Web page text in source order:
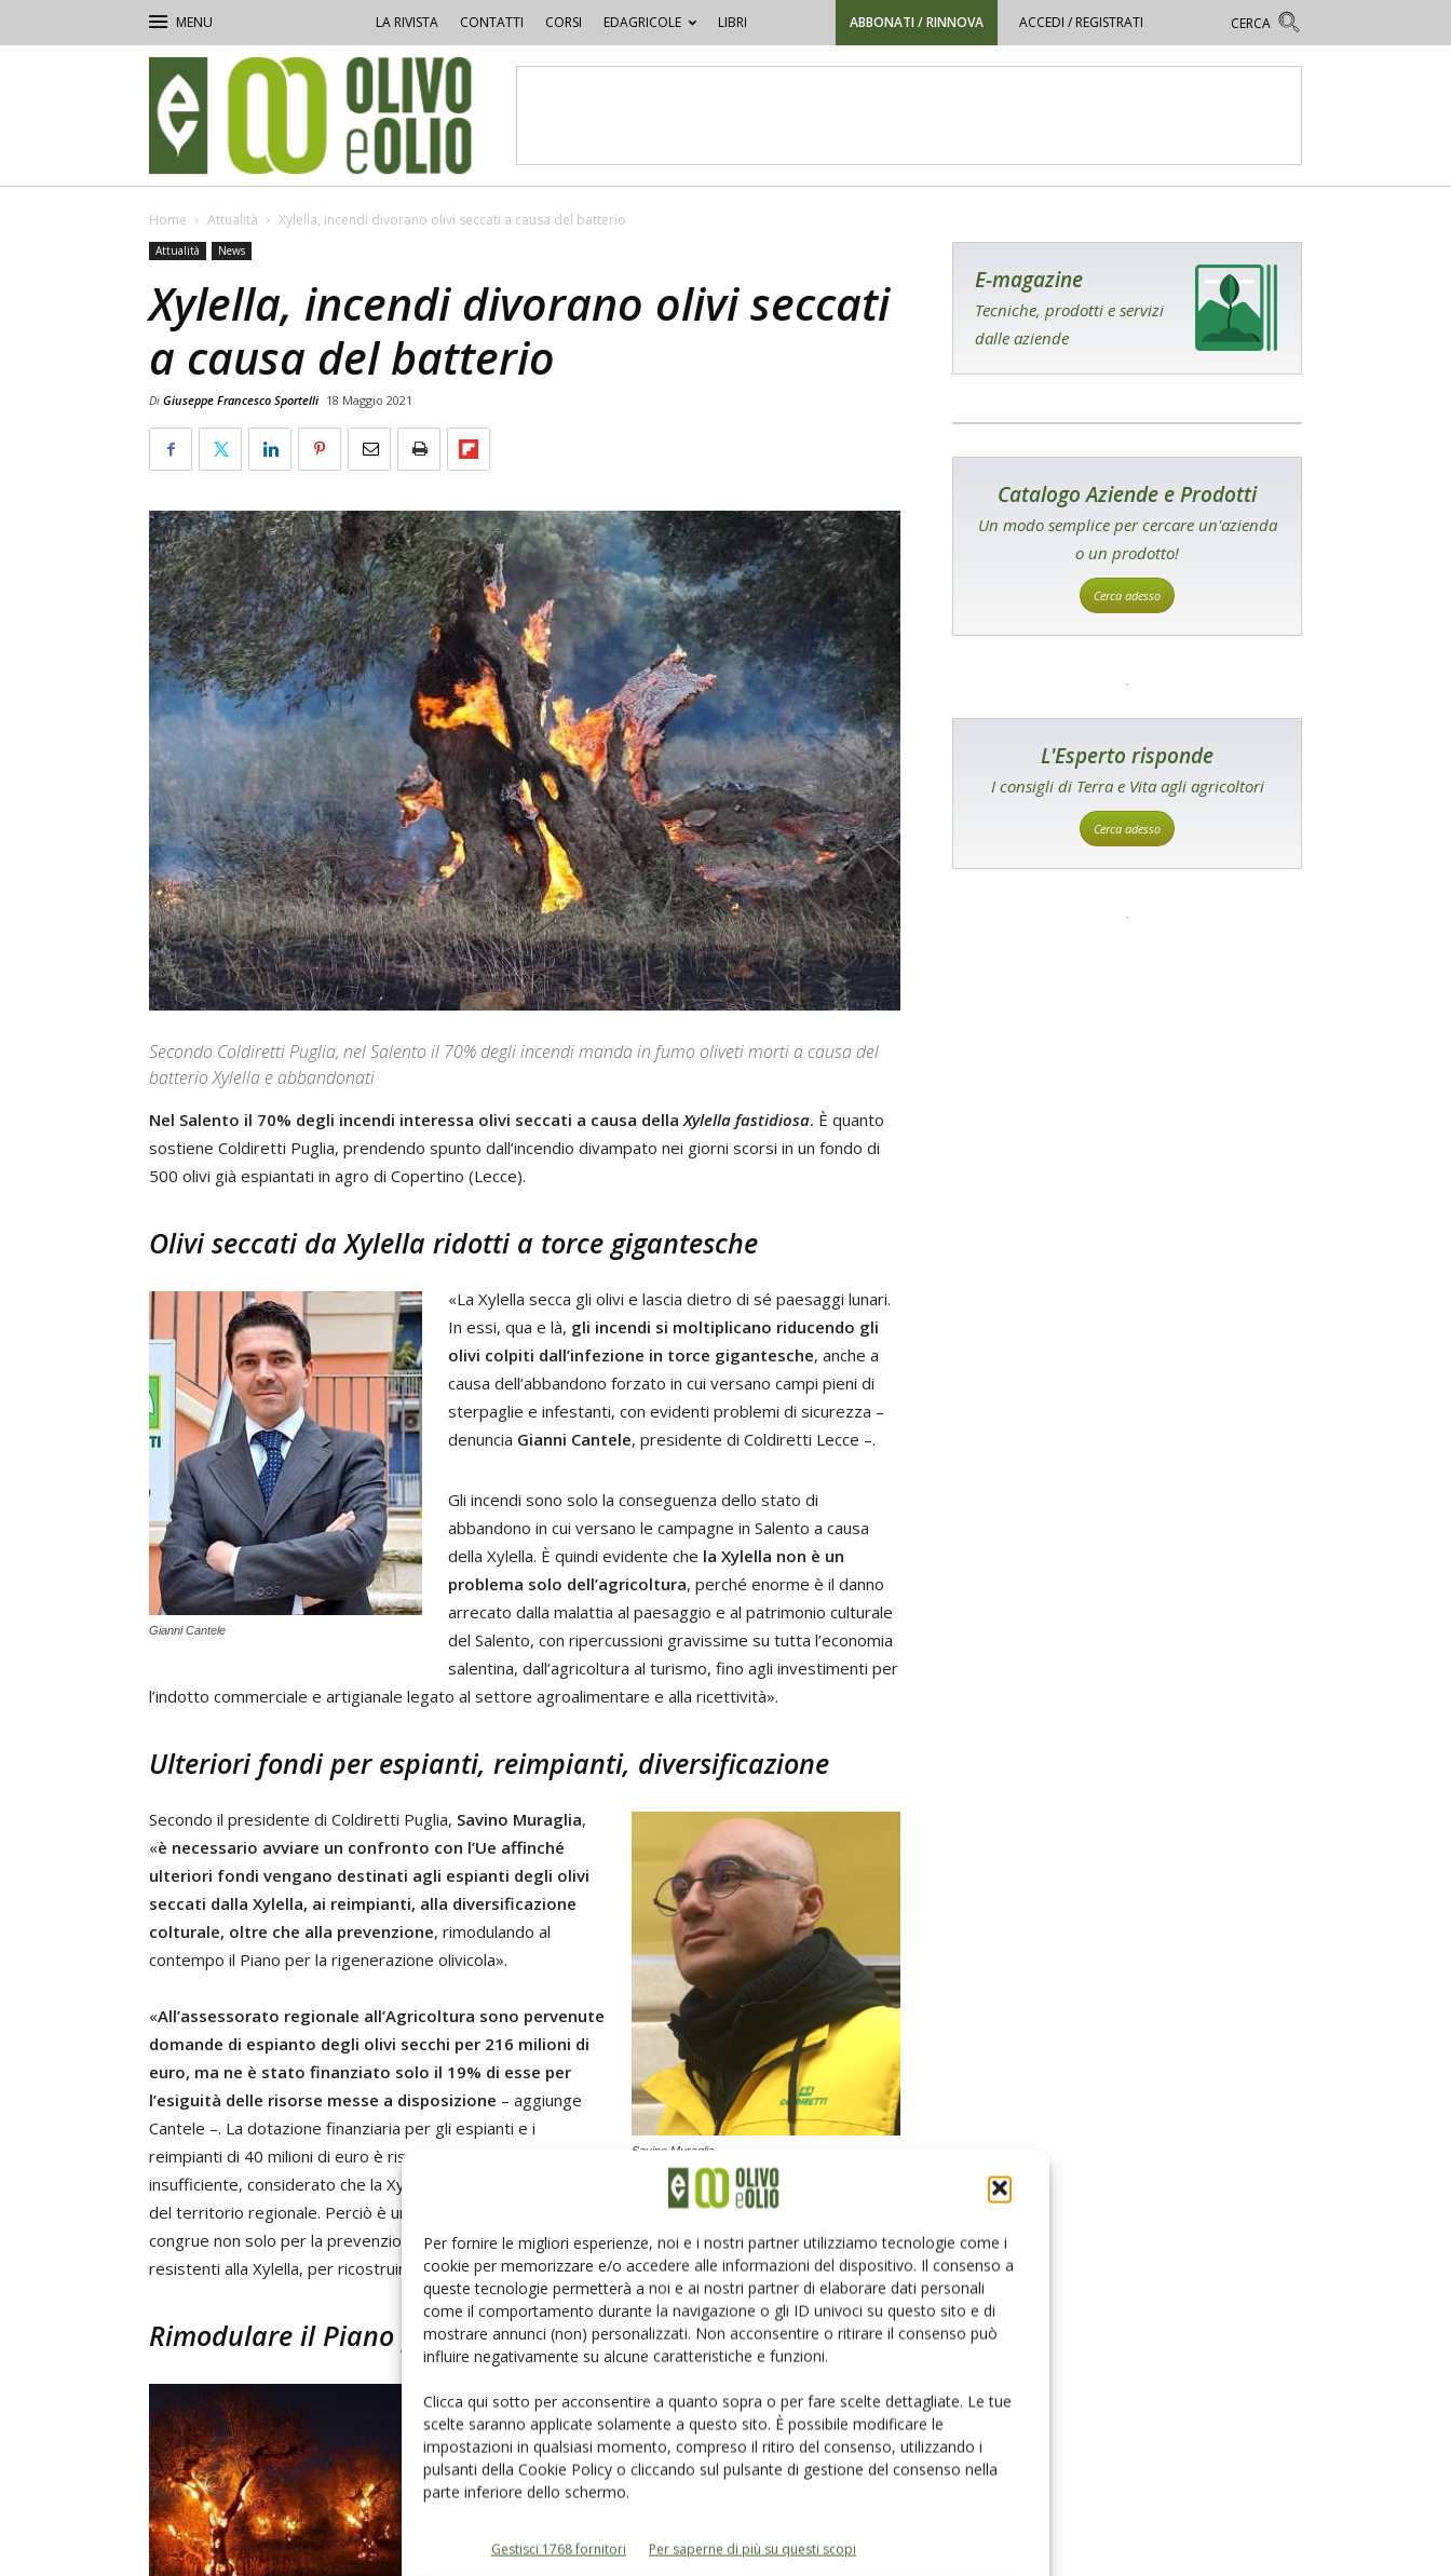
Per fornire le migliori esperienze, noi e i nostri partner utilizziamo tecnologie come i
cookie per memorizzare e/o accedere alle informazioni del dispositivo. Il consenso a
queste tecnologie permetterà a noi e ai nostri partner di elaborare dati personali
come il comportamento durante la navigazione o gli ID univoci su questo sito e di
mostrare annunci (non) personalizzati. Non acconsentire o ritirare il consenso può
influire negativamente su alcune caratteristiche e funzioni.
Clicca qui sotto per acconsentire a quanto sopra o per fare scelte dettagliate. Le tue
scelte saranno applicate solamente a questo sito. È possibile modificare le
impostazioni in qualsiasi momento, compreso il ritiro del consenso, utilizzando i
pulsanti della Cookie Policy o cliccando sul pulsante di gestione del consenso nella
parte inferiore dello schermo.
Gestisci 1768 fornitori Per saperne di più su questi scopi
LA RIVISTA CONTATTI CORSI EDAGRICOLE LIBRI ABBONATI / RINNOVA ACCEDI / REGISTRATI
e
Olio
Home Attualità Xylella, incendi divorano olivi seccati a causa del batterio
Attualità News
Xylella, incendi divorano olivi seccati
a causa del batterio
Di Giuseppe Francesco Sportelli 18 Maggio 2021
Secondo Coldiretti Puglia, nel Salento il 70% degli incendi manda in fumo oliveti morti a causa del
batterio Xylella e abbandonati
Nel Salento il 70% degli incendi interessa olivi seccati a causa dellaXylella fastidiosa. È quanto
sostiene Coldiretti Puglia, prendendo spunto dall’incendio divampato nei giorni scorsi in un fondo di
500 olivi già espiantati in agro di Copertino (Lecce).
Olivi seccati da Xylella ridotti a torce gigantesche
Gianni Cantele
«La Xylella secca gli olivi e lascia dietro di sé paesaggi lunari.
In essi, qua e là, gli incendi si moltiplicano riducendo gli
olivi colpiti dall’infezione in torce gigantesche, anche a
causa dell’abbandono forzato in cui versano campi pieni di
sterpaglie e infestanti, con evidenti problemi di sicurezza –
denuncia Gianni Cantele, presidente di Coldiretti Lecce –.
Gli incendi sono solo la conseguenza dello stato di
abbandono in cui versano le campagne in Salento a causa
della Xylella. È quindi evidente che la Xylella non è un
problema solo dell’agricoltura, perché enorme è il danno
arrecato dalla malattia al paesaggio e al patrimonio culturale
del Salento, con ripercussioni gravissime su tutta l’economia
salentina, dall’agricoltura al turismo, fino agli investimenti per
l’indotto commerciale e artigianale legato al settore agroalimentare e alla ricettività».
Ulteriori fondi per espianti, reimpianti, diversificazione
Savino Muraglia
Secondo il presidente di Coldiretti Puglia, Savino Muraglia,
«è necessario avviare un confronto con l’Ue affinché
ulteriori fondi vengano destinati agli espianti degli olivi
seccati dalla Xylella, ai reimpianti, alla diversificazione
colturale, oltre che alla prevenzione, rimodulando al
contempo il Piano per la rigenerazione olivicola».
«All’assessorato regionale all’Agricoltura sono pervenute
domande di espianto degli olivi secchi per 216 milioni di
euro, ma ne è stato finanziato solo il 19% di esse per
l’esiguità delle risorse messe a disposizione – aggiunge
Cantele –. La dotazione finanziaria per gli espianti e i
reimpianti di 40 milioni di euro è risultata assolutamente
insufficiente, considerato che la Xylella ha colpito ormai il 40%
del territorio regionale. Perciò è urgente che gli organi competenti comunitari stanzino risorse
congrue non solo per la prevenzione, ma anche per gli espianti e i reimpianti, anche di altre specie
resistenti alla Xylella, per ricostruire il patrimonio produttivo e paesaggistico».
Rimodulare il Piano per la rigenerazione olivicola
Occorre quindi la rimodulazione del Piano per la
rigenerazione olivicola da 300 milioni di euro ,
conclude Muraglia, «valutando quali strumenti non
abbiano assorbito tutte le risorse a disposizione e
per quali ragioni. La Xylella ha provocato effetti più
drammatiche di natura produttiva, ambientale,
E-magazine
Tecniche, prodotti e servizi
dalle aziende
Catalogo Aziende e Prodotti
Un modo semplice per cercare un'azienda
o un prodotto!
Cerca adesso
L'Esperto risponde
I consigli di Terra e Vita agli agricoltori
Cerca adesso